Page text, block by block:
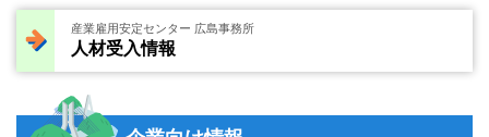
産業雇用安定センター 広島事務所
人材受入情報